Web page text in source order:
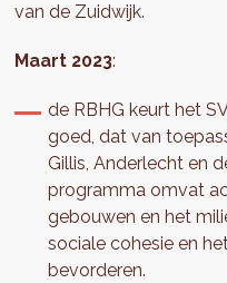
van de Zuidwijk.
Maart 2023:
de RBHG keurt het
goed, dat van
Gillis, Anderlecht en
programma omvat
gebouwen en het
sociale cohesie en
bevorderen.